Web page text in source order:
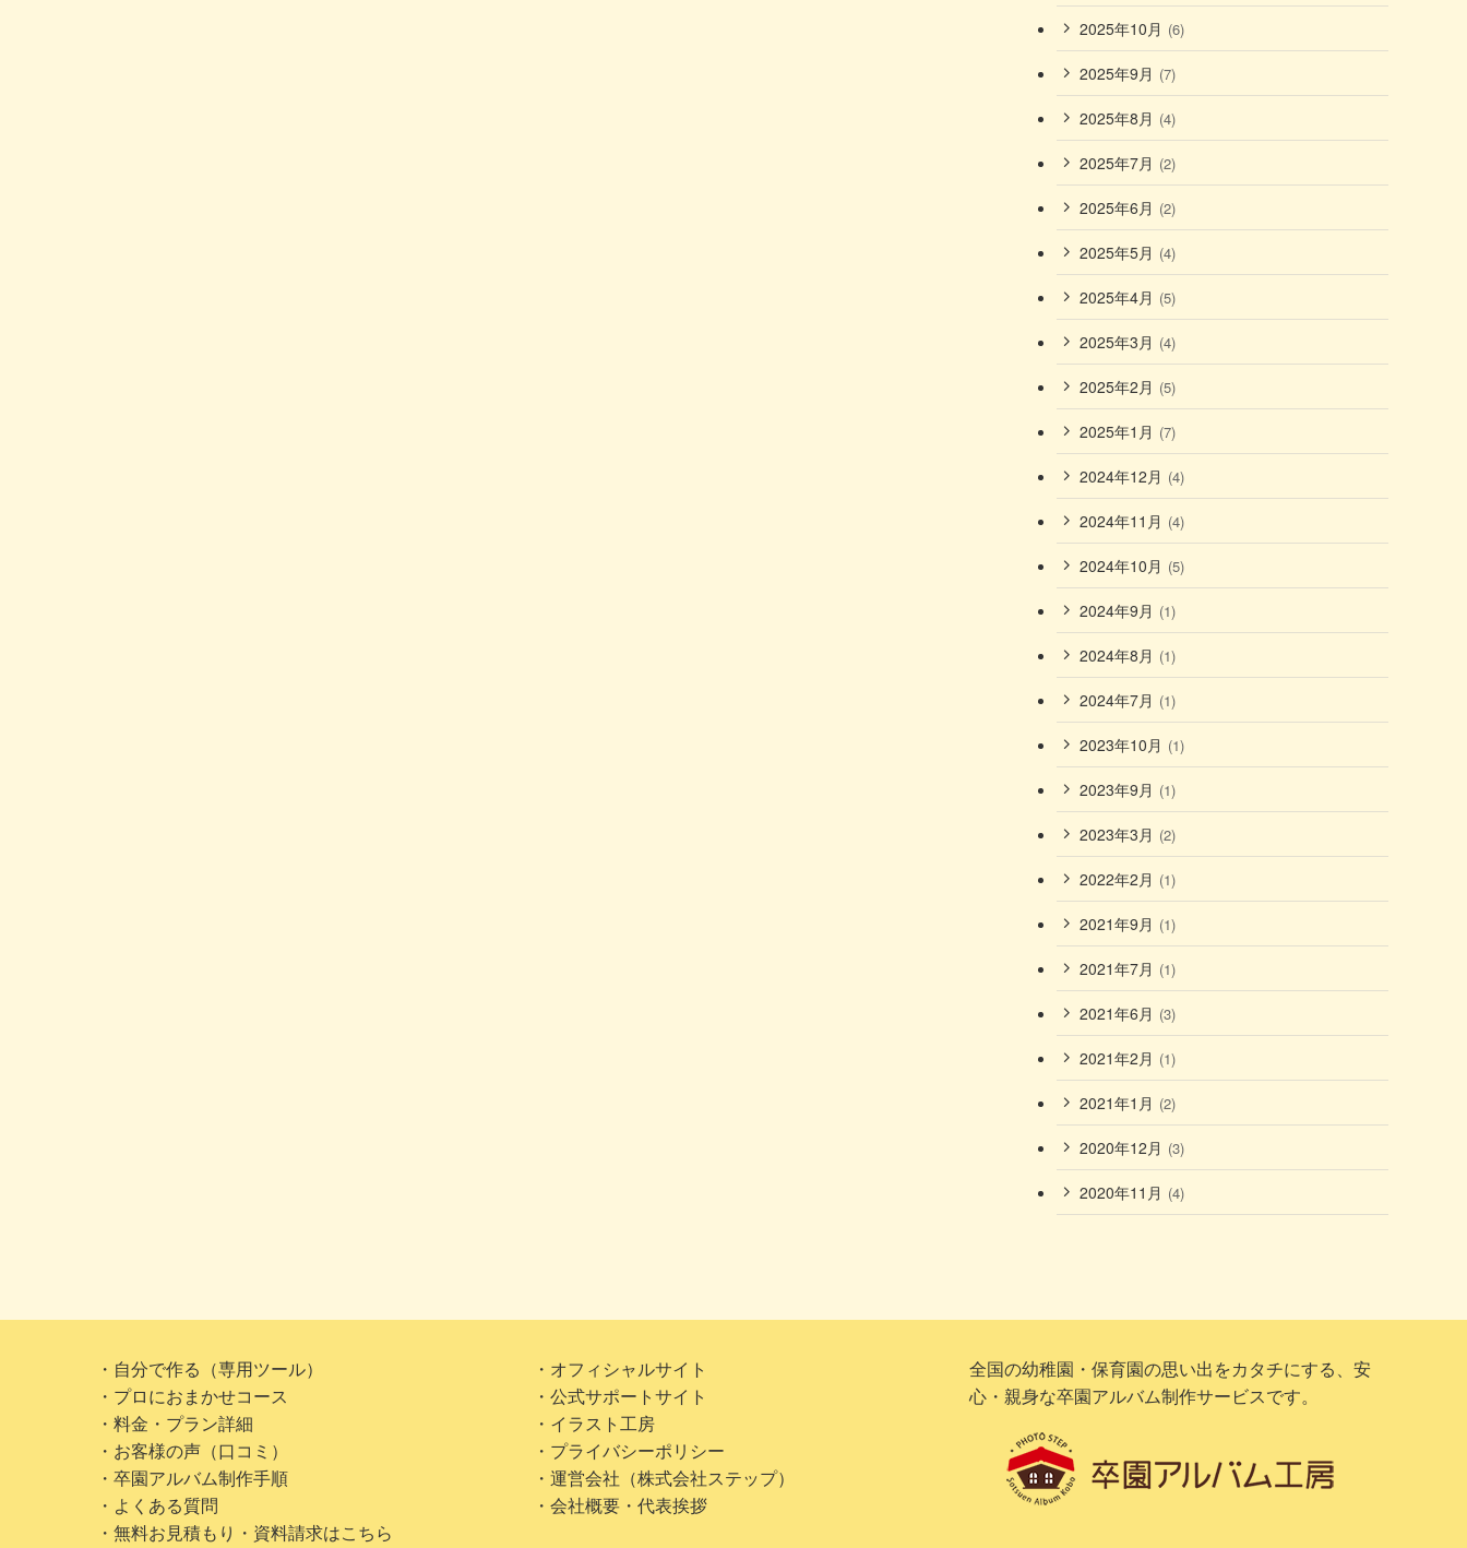
2025年10月 (6)
2025年9月 (7)
2025年8月 (4)
2025年7月 (2)
2025年6月 (2)
2025年5月 (4)
2025年4月 (5)
2025年3月 (4)
2025年2月 (5)
2025年1月 (7)
2024年12月 (4)
2024年11月 (4)
2024年10月 (5)
2024年9月 (1)
2024年8月 (1)
2024年7月 (1)
2023年10月 (1)
2023年9月 (1)
2023年3月 (2)
2022年2月 (1)
2021年9月 (1)
2021年7月 (1)
2021年6月 (3)
2021年2月 (1)
2021年1月 (2)
2020年12月 (3)
2020年11月 (4)
・自分で作る（専用ツール）
・プロにおまかせコース
・料金・プラン詳細
・お客様の声（口コミ）
・卒園アルバム制作手順
・よくある質問
・無料お見積もり・資料請求はこちら
・オフィシャルサイト
・公式サポートサイト
・イラスト工房
・プライバシーポリシー
・運営会社（株式会社ステップ）
・会社概要・代表挨拶
全国の幼稚園・保育園の思い出をカタチにする、安
心・親身な卒園アルバム制作サービスです。